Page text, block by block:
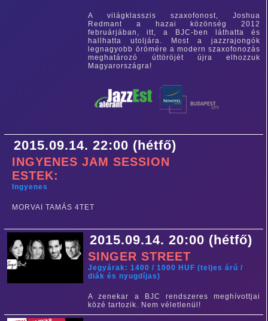
A világklasszis szaxofonost, Joshua
Redmant a hazai közönség 2012
februárjában, itt, a BJC-ben láthatta és
hallhatta utoljára. Most a jazzrajongók
legnagyobb örömére a modern szaxofonozás
meghatározó úttöröjét újra elhozzuk
Magyarországra!
2015.09.14. 22:00 (hétfő)
INGYENES JAM SESSION
ESTEK:
Ingyenes
MORVAI TAMÁS 4TET
2015.09.14. 20:00 (hétfő)
SINGER STREET
Jegyárak: 1400 / 1000 HUF (teljes árú /
diák és nyugdíjas)
A zenekar a BJC rendszeres meghívottjai
közé tartozik. Nem véletlenül!